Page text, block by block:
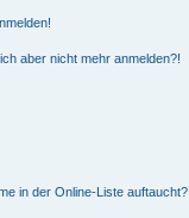
aber nicht mehr anmelden?!
in der Online-Liste auftaucht?